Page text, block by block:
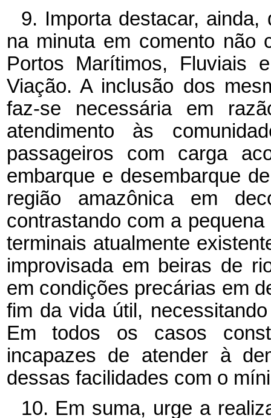
9. Importa destacar,
na minuta em comento não
Portos Marítimos, Fluviais
Viação. A inclusão dos
faz-se necessária em
atendimento às
passageiros com carga
embarque e desembarque
região amazônica em
contrastando com a
terminais atualmente
improvisada em beiras de
em condições precárias em
fim da vida útil,
Em todos os casos
incapazes de atender à
dessas facilidades com o
10. Em suma, urge a